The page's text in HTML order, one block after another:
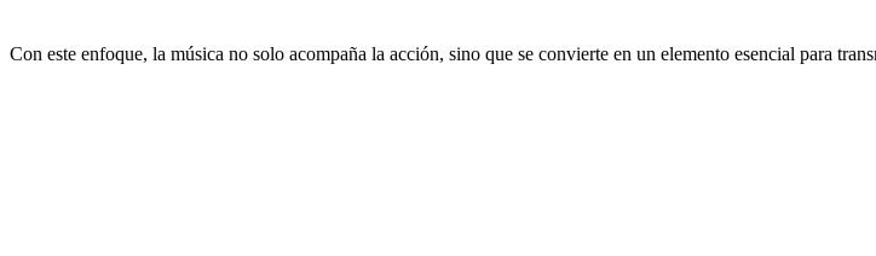
Con este enfoque, la música no solo acompaña la acción, sino que se convierte en un elemento esencial para